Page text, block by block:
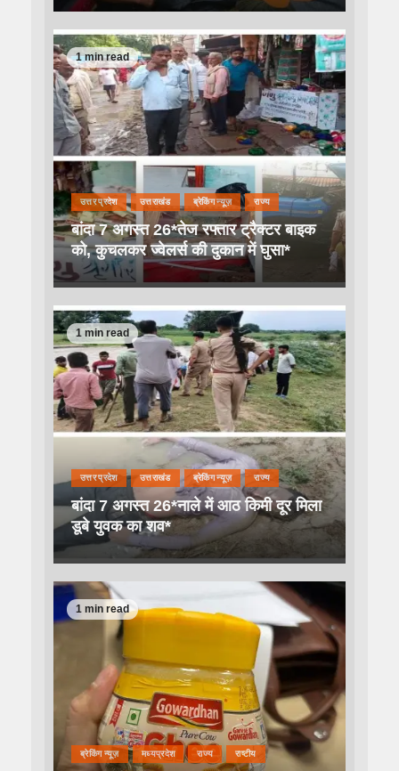
1 min read
उत्तर प्रदेश उत्तराखंड ब्रेकिंग न्यूज़ राज्य
बांदा 7 अगस्त 26*तेज रफ्तार ट्रैक्टर बाइक
को, कुचलकर ज्वेलर्स की दुकान में घुसा*
1 min read
उत्तर प्रदेश उत्तराखंड ब्रेकिंग न्यूज़ राज्य
बांदा 7 अगस्त 26*नाले में आठ किमी दूर मिला
डूबे युवक का शव*
1 min read
ब्रेकिंग न्यूज़ मध्यप्रदेश राज्य राष्टीय